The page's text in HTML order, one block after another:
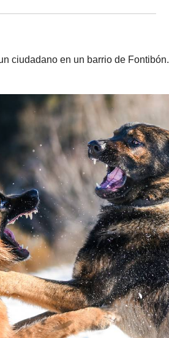
ciudadano en un barrio de Fontibón.